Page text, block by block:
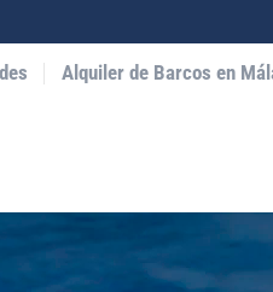
Alquiler de Barcos en